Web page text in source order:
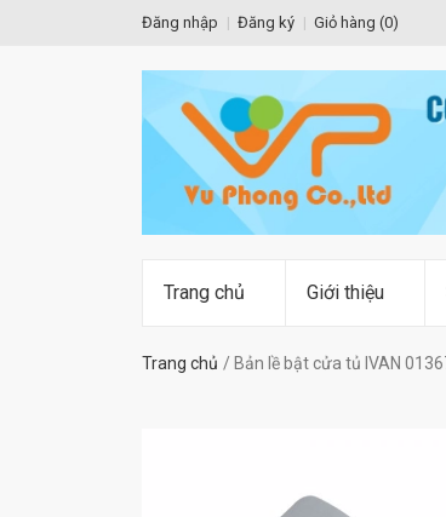
Đăng nhập Đăng ký Giỏ hàng (0)
Trang chủ Giới thiệu
Trang chủ Bản lề bật cửa tủ IVAN